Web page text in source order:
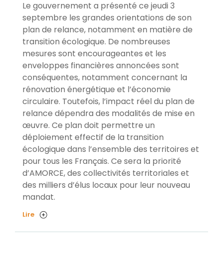
Le gouvernement a présenté ce jeudi 3
septembre les grandes orientations de son
plan de relance, notamment en matière de
transition écologique. De nombreuses
mesures sont encourageantes et les
enveloppes financières annoncées sont
conséquentes, notamment concernant la
rénovation énergétique et l’économie
circulaire. Toutefois, l’impact réel du plan de
relance dépendra des modalités de mise en
œuvre. Ce plan doit permettre un
déploiement effectif de la transition
écologique dans l’ensemble des territoires et
pour tous les Français. Ce sera la priorité
d’AMORCE, des collectivités territoriales et
des milliers d’élus locaux pour leur nouveau
mandat.
Lire